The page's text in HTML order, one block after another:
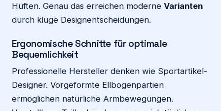
Hüften. Genau das erreichen moderne Varianten
durch kluge Designentscheidungen.
Ergonomische Schnitte für optimale
Bequemlichkeit
Professionelle Hersteller denken wie Sportartikel-
Designer. Vorgeformte Ellbogenpartien
ermöglichen natürliche Armbewegungen.